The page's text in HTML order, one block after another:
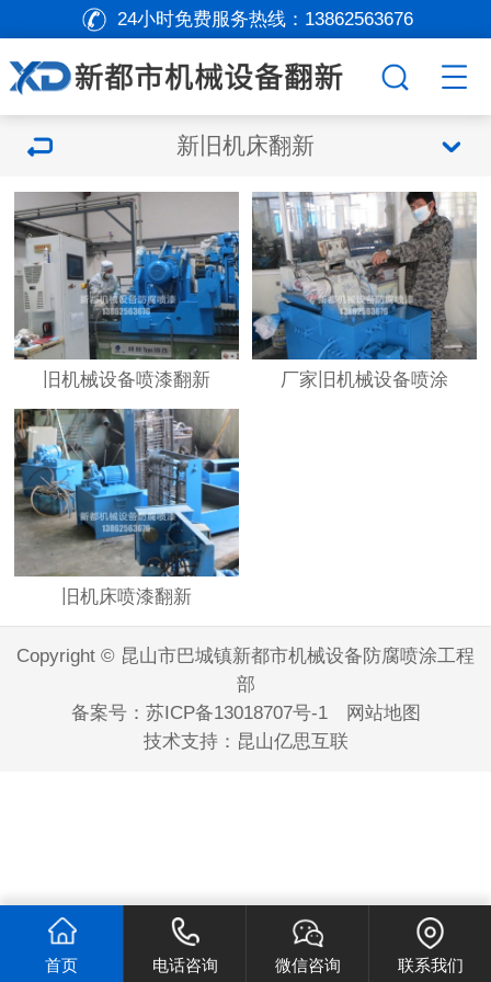
24小时免费服务热线： 13862563676
新旧机床翻新
旧机械设备喷漆翻新 厂家旧机械设备喷涂
旧机床喷漆翻新
Copyright © 昆山市巴城镇新都市机械设备防腐喷涂工程
部
备案号： 苏ICP备13018707号-1
网站地图
技术支持： 昆山亿思互联
首页 电话咨询 微信咨询 联系我们